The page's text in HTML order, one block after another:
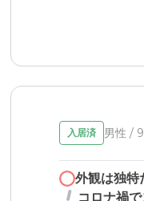
この質問も内
近隣環境や交
入居済 男性 /
外観は独特
コロナ禍